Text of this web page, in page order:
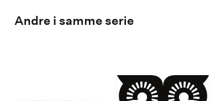
Andre i samme serie